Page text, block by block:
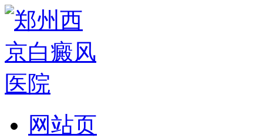
网站页